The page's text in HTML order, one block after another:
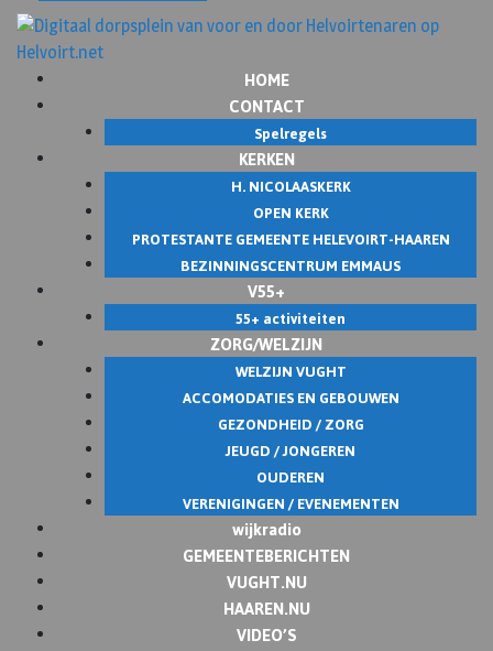
HOME
CONTACT
Spelregels
KERKEN
H. NICOLAASKERK
OPEN KERK
PROTESTANTE GEMEENTE HELEVOIRT-HAAREN
BEZINNINGSCENTRUM EMMAUS
V55+
55+ activiteiten
ZORG/WELZIJN
WELZIJN VUGHT
ACCOMODATIES EN GEBOUWEN
GEZONDHEID / ZORG
JEUGD / JONGEREN
OUDEREN
VERENIGINGEN / EVENEMENTEN
wijkradio
GEMEENTEBERICHTEN
VUGHT.NU
HAAREN.NU
VIDEO’S